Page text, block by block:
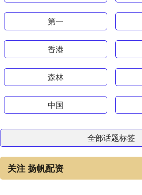
第一
香港
森林
中国
全部话题标签
关注 扬帆配资